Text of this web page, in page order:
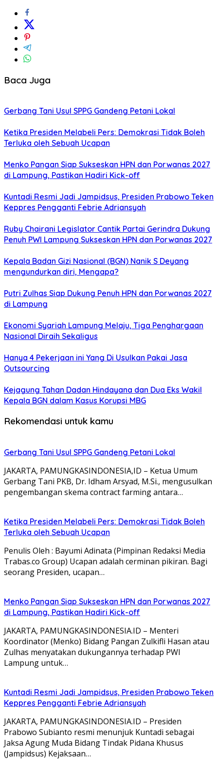
Baca Juga
Gerbang Tani Usul SPPG Gandeng Petani Lokal
Ketika Presiden Melabeli Pers: Demokrasi Tidak Boleh
Terluka oleh Sebuah Ucapan
Menko Pangan Siap Sukseskan HPN dan Porwanas 2027
di Lampung, Pastikan Hadiri Kick-off
Kuntadi Resmi Jadi Jampidsus, Presiden Prabowo Teken
Keppres Pengganti Febrie Adriansyah
Ruby Chairani Legislator Cantik Partai Gerindra Dukung
Penuh PWI Lampung Sukseskan HPN dan Porwanas 2027
Kepala Badan Gizi Nasional (BGN) Nanik S Deyang
mengundurkan diri, Mengapa?
Putri Zulhas Siap Dukung Penuh HPN dan Porwanas 2027
di Lampung
Ekonomi Syariah Lampung Melaju, Tiga Penghargaan
Nasional Diraih Sekaligus
Hanya 4 Pekerjaan ini Yang Di Usulkan Pakai Jasa
Outsourcing
Kejagung Tahan Dadan Hindayana dan Dua Eks Wakil
Kepala BGN dalam Kasus Korupsi MBG
Rekomendasi untuk kamu
Gerbang Tani Usul SPPG Gandeng Petani Lokal
JAKARTA, PAMUNGKASINDONESIA,ID – Ketua Umum
Gerbang Tani PKB, Dr. Idham Arsyad, M.Si., mengusulkan
pengembangan skema contract farming antara…
Ketika Presiden Melabeli Pers: Demokrasi Tidak Boleh
Terluka oleh Sebuah Ucapan
Penulis Oleh : Bayumi Adinata (Pimpinan Redaksi Media
Trabas.co Group) Ucapan adalah cerminan pikiran. Bagi
seorang Presiden, ucapan…
Menko Pangan Siap Sukseskan HPN dan Porwanas 2027
di Lampung, Pastikan Hadiri Kick-off
JAKARTA, PAMUNGKASINDONESIA.ID – Menteri
Koordinator (Menko) Bidang Pangan Zulkifli Hasan atau
Zulhas menyatakan dukungannya terhadap PWI
Lampung untuk…
Kuntadi Resmi Jadi Jampidsus, Presiden Prabowo Teken
Keppres Pengganti Febrie Adriansyah
JAKARTA, PAMUNGKASINDONESIA.ID – Presiden
Prabowo Subianto resmi menunjuk Kuntadi sebagai
Jaksa Agung Muda Bidang Tindak Pidana Khusus
(Jampidsus) Kejaksaan…